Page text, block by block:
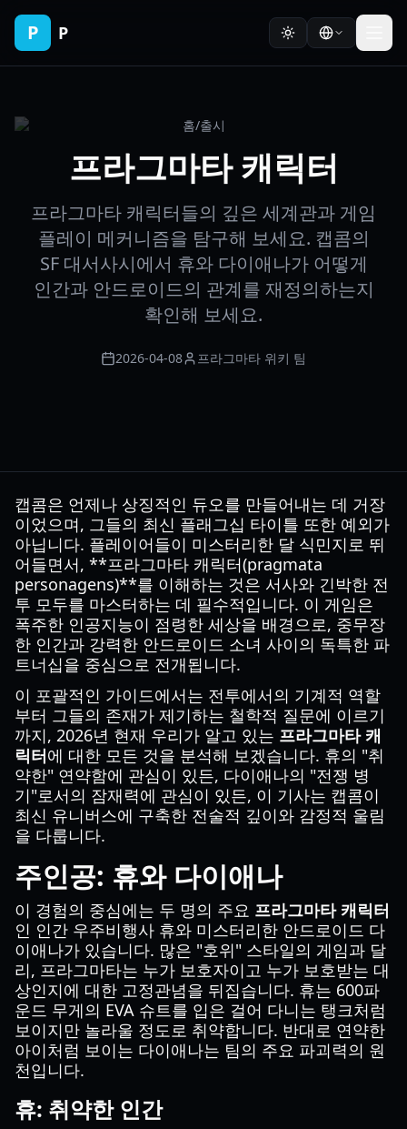
P P
홈/출시
프라그마타 캐릭터
프라그마타 캐릭터들의 깊은 세계관과 게임
플레이 메커니즘을 탐구해 보세요. 캡콤의
SF 대서사시에서 휴와 다이애나가 어떻게
인간과 안드로이드의 관계를 재정의하는지
확인해 보세요.
2026-04-08 프라그마타 위키 팀
캡콤은 언제나 상징적인 듀오를 만들어내는 데 거장
이었으며, 그들의 최신 플래그십 타이틀 또한 예외가
아닙니다. 플레이어들이 미스터리한 달 식민지로 뛰
어들면서, **프라그마타 캐릭터(pragmata
personagens)**를 이해하는 것은 서사와 긴박한 전
투 모두를 마스터하는 데 필수적입니다. 이 게임은
폭주한 인공지능이 점령한 세상을 배경으로, 중무장
한 인간과 강력한 안드로이드 소녀 사이의 독특한 파
트너십을 중심으로 전개됩니다.
이 포괄적인 가이드에서는 전투에서의 기계적 역할
부터 그들의 존재가 제기하는 철학적 질문에 이르기
까지, 2026년 현재 우리가 알고 있는 프라그마타 캐
릭터에 대한 모든 것을 분석해 보겠습니다. 휴의 "취
약한" 연약함에 관심이 있든, 다이애나의 "전쟁 병
기"로서의 잠재력에 관심이 있든, 이 기사는 캡콤이
최신 유니버스에 구축한 전술적 깊이와 감정적 울림
을 다룹니다.
주인공: 휴와 다이애나
이 경험의 중심에는 두 명의 주요 프라그마타 캐릭터
인 인간 우주비행사 휴와 미스터리한 안드로이드 다
이애나가 있습니다. 많은 "호위" 스타일의 게임과 달
리, 프라그마타는 누가 보호자이고 누가 보호받는 대
상인지에 대한 고정관념을 뒤집습니다. 휴는 600파
운드 무게의 EVA 슈트를 입은 걸어 다니는 탱크처럼
보이지만 놀라울 정도로 취약합니다. 반대로 연약한
아이처럼 보이는 다이애나는 팀의 주요 파괴력의 원
천입니다.
휴: 취약한 인간